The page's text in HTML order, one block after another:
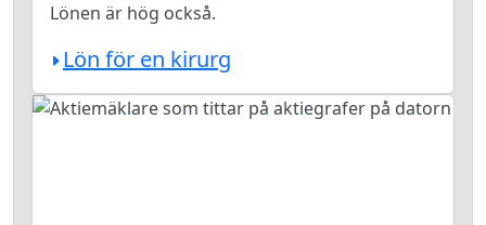
Lönen är hög också.
Lön för en kirurg